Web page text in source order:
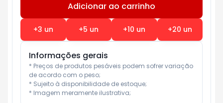
Adicionar ao carrinho
+3 un +5 un +10 un +20 un
Informações gerais
* Preços de produtos pesáveis podem sofrer variação
de acordo com o peso;
* Sujeito à disponibilidade de estoque;
* Imagem meramente ilustrativa;